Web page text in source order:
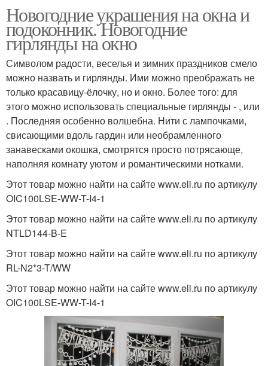
Новогодние украшения на окна и
подоконник. Новогодние
гирлянды на окно
Символом радости, веселья и зимних праздников смело
можно назвать и гирлянды. Ими можно преображать не
только красавицу-ёлочку, но и окно. Более того: для
этого можно использовать специальные гирлянды - , или
. Последняя особенно волшебна. Нити с лампочками,
свисающими вдоль гардин или необрамленного
занавесками окошка, смотрятся просто потрясающе,
наполняя комнату уютом и романтическими нотками.
Этот товар можно найти на сайте www.eli.ru по артикулу
OIC100LSE-WW-T-I4-1
Этот товар можно найти на сайте www.eli.ru по артикулу
NTLD144-B-E
Этот товар можно найти на сайте www.eli.ru по артикулу
RL-N2*3-T/WW
Этот товар можно найти на сайте www.eli.ru по артикулу
OIC100LSE-WW-T-I4-1